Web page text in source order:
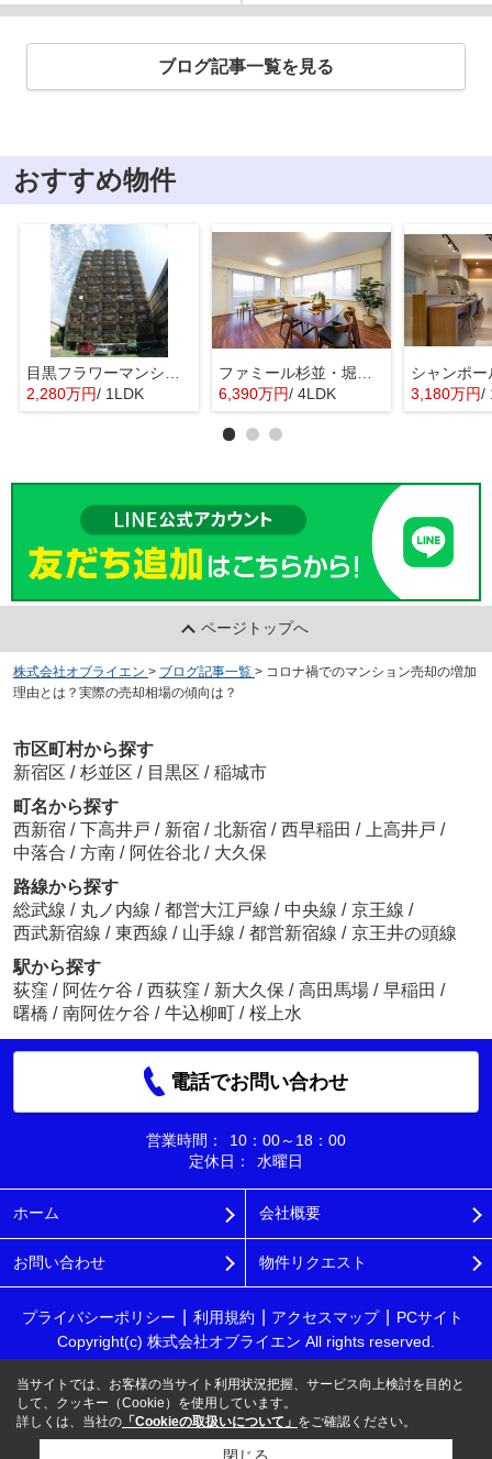
ブログ記事一覧を見る
おすすめ物件
目黒フラワーマンション 11階部分
2,280万円/ 1LDK
ファミール杉並・堀ノ内ガーデンテラス
6,390万円/ 4LDK 3,180万円/
ページトップへ
株式会社オブライエン > ブログ記事一覧 > コロナ禍でのマンション売却の増加
理由とは？実際の売却相場の傾向は？
市区町村から探す
新宿区 / 杉並区 / 目黒区 / 稲城市
町名から探す
西新宿 / 下高井戸 / 新宿 / 北新宿 / 西早稲田 / 上高井戸 /
中落合 / 方南 / 阿佐谷北 / 大久保
路線から探す
総武線 / 丸ノ内線 / 都営大江戸線 / 中央線 / 京王線 /
西武新宿線 / 東西線 / 山手線 / 都営新宿線 / 京王井の頭線
駅から探す
荻窪 / 阿佐ケ谷 / 西荻窪 / 新大久保 / 高田馬場 / 早稲田 /
曙橋 / 南阿佐ケ谷 / 牛込柳町 / 桜上水
電話でお問い合わせ
営業時間：
10：00～18：00
定休日：
水曜日
ホーム 会社概要
お問い合わせ 物件リクエスト
プライバシーポリシー 利用規約 アクセスマップ
PCサイト
Copyright(c) 株式会社オブライエン All rights reserved.
当サイトでは、お客様の当サイト利用状況把握、サービス向上検討を目的と
して、クッキー（Cookie）を使用しています。
詳しくは、当社の 「Cookieの取扱いについて」 をご確認ください。